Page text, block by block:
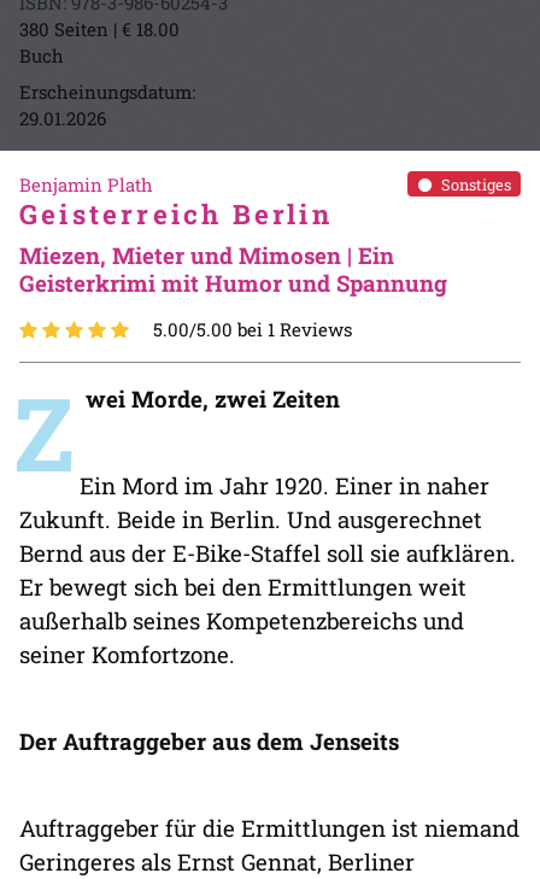
380 Seiten | € 18.00
Buch
Erscheinungsdatum:
29.01.2026
Sonstiges
Benjamin Plath
Geisterreich Berlin
Miezen, Mieter und Mimosen | Ein
Geisterkrimi mit Humor und Spannung
5.00/5.00 bei 1 Reviews
Z wei Morde, zwei Zeiten
Ein Mord im Jahr 1920. Einer in naher
Zukunft. Beide in Berlin. Und ausgerechnet
Bernd aus der E-Bike-Staffel soll sie aufklären.
Er bewegt sich bei den Ermittlungen weit
außerhalb seines Kompetenzbereichs und
seiner Komfortzone.
Der Auftraggeber aus dem Jenseits
Auftraggeber für die Ermittlungen ist niemand
Geringeres als Ernst Gennat, Berliner